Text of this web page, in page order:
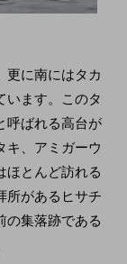
に南にはタカ
います。このタ
呼ばれる高台が
キ、アミガーウ
ほとんど訪れる
所があるヒサチ
の集落跡である